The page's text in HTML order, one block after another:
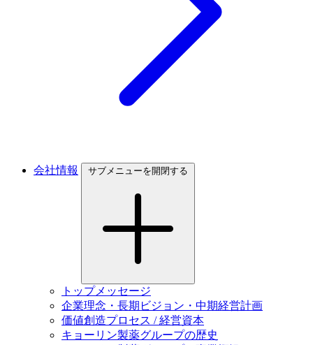
会社情報 サブメニューを開閉する
トップメッセージ
企業理念・長期ビジョン・中期経営計画
価値創造プロセス / 経営資本
キョーリン製薬グループの歴史